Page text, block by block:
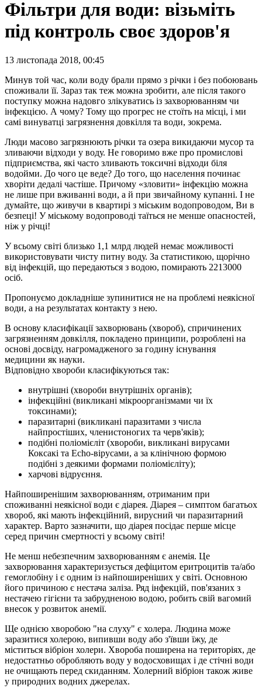
Фільтри для води: візьміть
під контроль своє здоров'я
13 листопада 2018, 00:45
Минув той час, коли воду брали прямо з річки і без побоювань
споживали її. Зараз так теж можна зробити, але після такого
поступку можна надовго злікуватись із захворюванням чи
інфекцією. А чому? Тому що прогрес не стоїть на місці, і ми
самі винуватці загрязнення довкілля та води, зокрема.
Люди масово загрязнюють річки та озера викидаючи мусор та
зливаючи відходи у воду. Не говоримо вже про промислові
підприємства, які часто зливають токсичні відходи біля
водойми. До чого це веде? До того, що населення починає
хворіти дедалі частіше. Причому «зловити» інфекцію можна
не лише при вживанні води, а й при звичайному купанні. І не
думайте, що живучи в квартирі з міським водопроводом, Ви в
безпеці! У міському водопроводі таїться не менше опасностей,
ніж у річці!
У всьому світі близько 1,1 млрд людей немає можливості
використовувати чисту питну воду. За статистикою, щорічно
від інфекцій, що передаються з водою, помирають 2213000
осіб.
Пропонуємо докладніше зупинитися не на проблемі неякісної
води, а на результатах контакту з нею.
В основу класифікації захворювань (хвороб), спричинених
загрязненням довкілля, покладено принципи, розроблені на
основі досвіду, нагромадженого за годину існування
медицини як науки.
Відповідно хвороби класифікуються так:
внутрішні (хвороби внутрішніх органів);
інфекційні (викликані мікроорганізмами чи їх
токсинами);
паразитарні (викликані паразитами з числа
найпростіших, членистоногих та черв'яків);
подібні поліомієліт (хвороби, викликані вирусами
Коксакі та Echo-вірусами, а за клінічною формою
подібні з деякими формами поліомієліту);
харчові відруєння.
Найпоширенішим захворюванням, отриманим при
споживанні неякісної води є діарея. Діарея – симптом багатьох
хвороб, які мають інфекційний, вирусний чи паразитарний
характер. Варто зазначити, що діарея посідає перше місце
серед причин смертності у всьому світі!
Не менш небезпечним захворюванням є анемія. Це
захворювання характеризується дефіцитом еритроцитів та/або
гемоглобіну і є одним із найпоширеніших у світі. Основною
його причиною є нестача заліза. Ряд інфекцій, пов'язаних з
нестачею гігієни та забрудненою водою, робить свій вагомий
внесок у розвиток анемії.
Ще однією хворобою "на слуху" є холера. Людина може
заразитися холерою, випивши воду або з'ївши їжу, де
міститься вібріон холери. Хвороба поширена на територіях, де
недостатньо обробляють воду у водосховищах і де стічні води
не очищають перед скиданням. Холерний вібріон також живе
у природних водних джерелах.